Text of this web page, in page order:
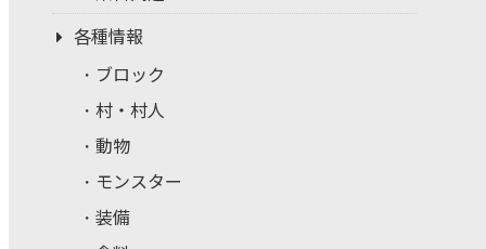
各種情報
ブロック
村・村人
動物
モンスター
装備